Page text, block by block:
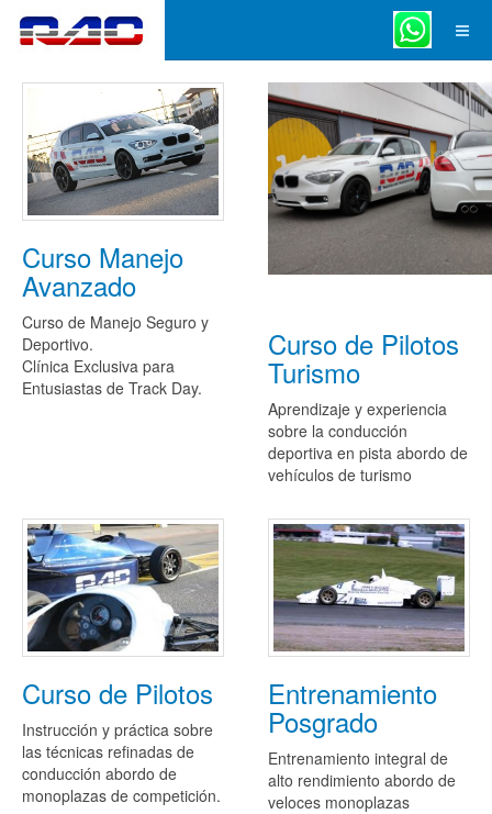
Curso Manejo
Avanzado
Curso de Manejo Seguro y
Deportivo.
Clínica Exclusiva para
Entusiastas de Track Day.
Curso de Pilotos
Turismo
Aprendizaje y experiencia
sobre la conducción
deportiva en pista abordo de
vehículos de turismo
Curso de Pilotos
Instrucción y práctica sobre
las técnicas refinadas de
conducción abordo de
monoplazas de competición.
Entrenamiento
Posgrado
Entrenamiento integral de
alto rendimiento abordo de
veloces monoplazas